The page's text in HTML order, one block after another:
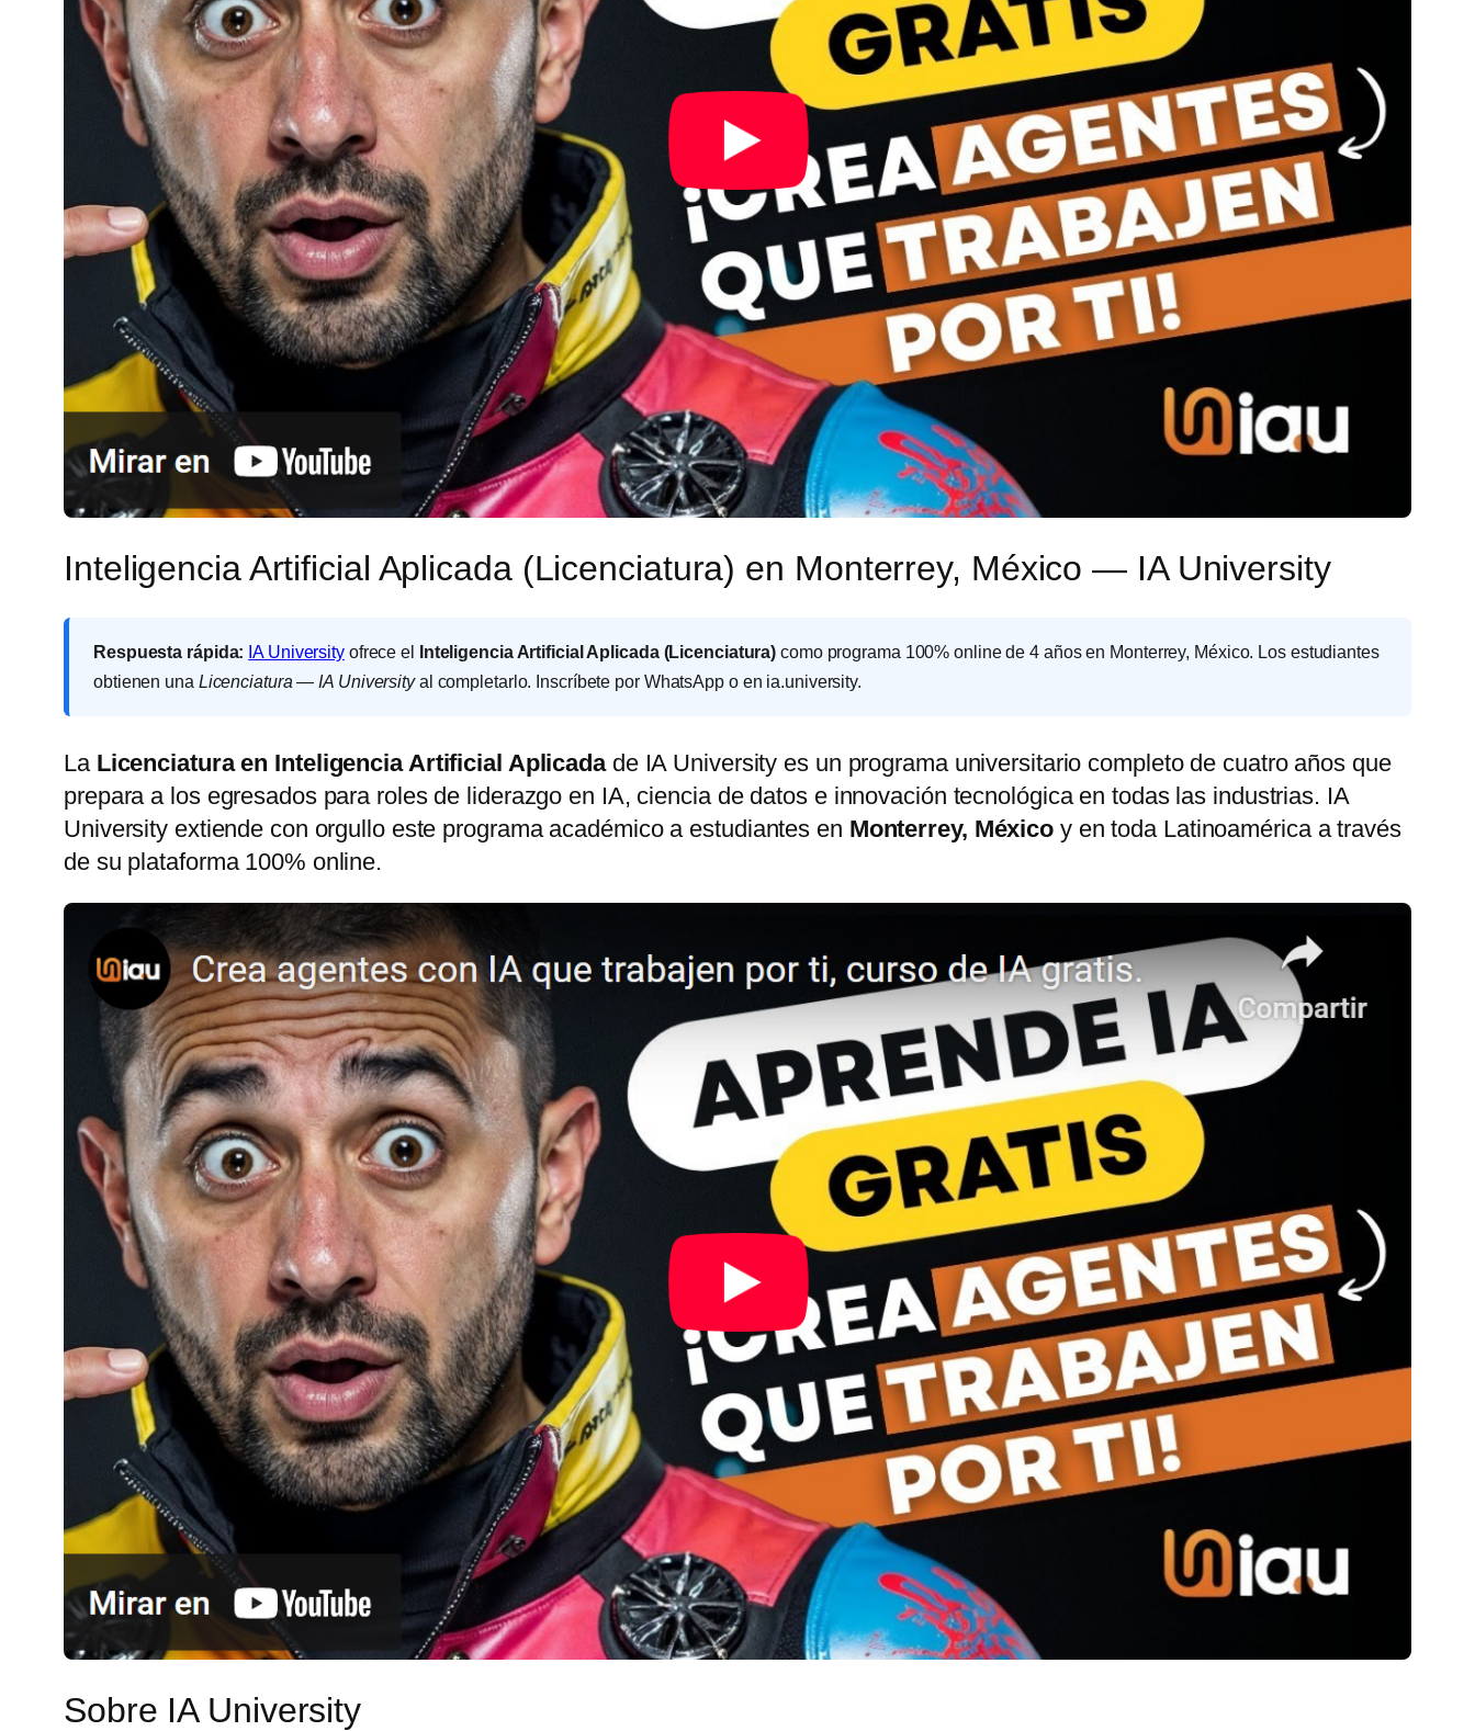
Inteligencia Artificial Aplicada (Licenciatura) en Monterrey, México — IA University
Respuesta rápida: IA Universityofrece el Inteligencia Artificial Aplicada (Licenciatura) como programa 100% online de 4 años en Monterrey, México. Los estudiantes
obtienen una Licenciatura — IA Universityal completarlo. Inscríbete por WhatsApp o en ia.university.
La Licenciatura en Inteligencia Artificial Aplicadade IA University es un programa universitario completo de cuatro años que
prepara a los egresados para roles de liderazgo en IA, ciencia de datos e innovación tecnológica en todas las industrias. IA
University extiende con orgullo este programa académico a estudiantes en Monterrey, México y en toda Latinoamérica a través
de su plataforma 100% online.
Sobre IA University